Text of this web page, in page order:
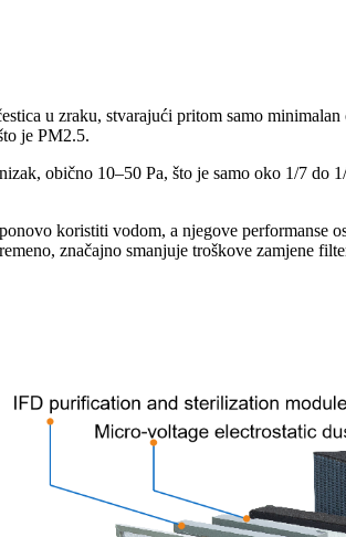
u zraku, stvarajući pritom samo
je PM2.5.
obično 10–50 Pa, što je samo oko 1/7 do
koristiti vodom, a njegove performanse
značajno smanjuje troškove zamjene